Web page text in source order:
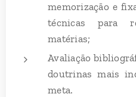
memorização e
técnicas para
matérias;
Avaliação
doutrinas mais
meta.